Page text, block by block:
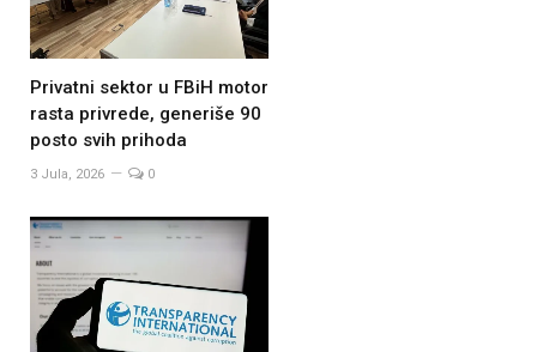
Privatni sektor u FBiH motor
rasta privrede, generiše 90
posto svih prihoda
3 Jula, 2026 0